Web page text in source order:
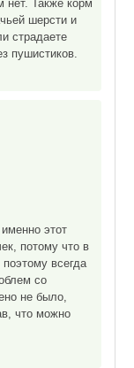
нет. Также корм
шерсти и
страдаете
пушистиков.
этот
потому что в
всегда
со
не было,
что можно